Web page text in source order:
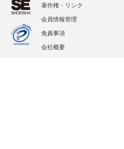
著作権・リンク
会員情報管理
免責事項
会社概要